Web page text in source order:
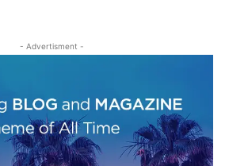
- Advertisment -